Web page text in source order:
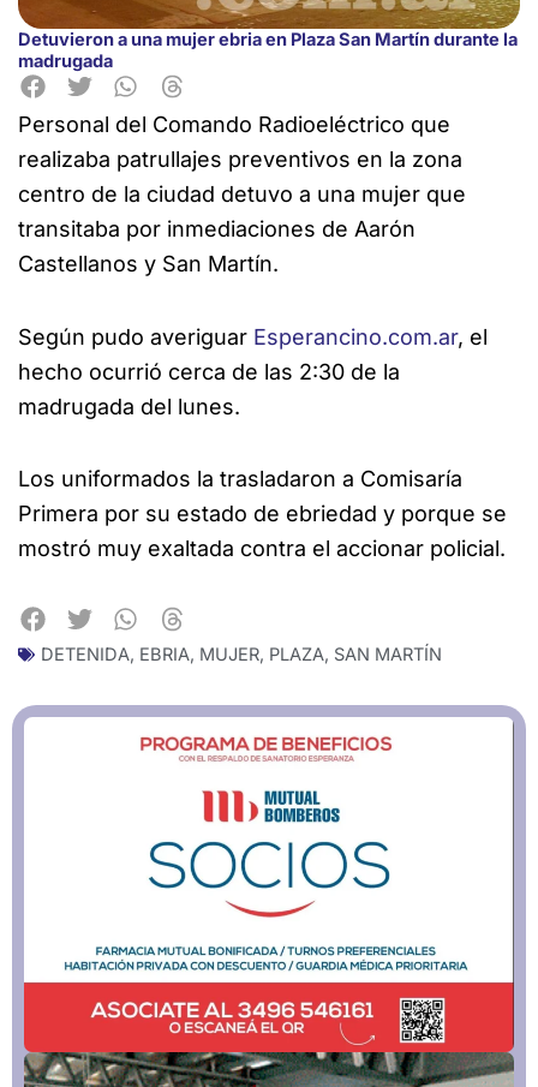
Detuvieron a una mujer ebria en Plaza San Martín durante la
madrugada
Personal del Comando Radioeléctrico que
realizaba patrullajes preventivos en la zona
centro de la ciudad detuvo a una mujer que
transitaba por inmediaciones de Aarón
Castellanos y San Martín.
Según pudo averiguar Esperancino.com.ar, el
hecho ocurrió cerca de las 2:30 de la
madrugada del lunes.
Los uniformados la trasladaron a Comisaría
Primera por su estado de ebriedad y porque se
mostró muy exaltada contra el accionar policial.
DETENIDA, EBRIA, MUJER, PLAZA, SAN MARTÍN